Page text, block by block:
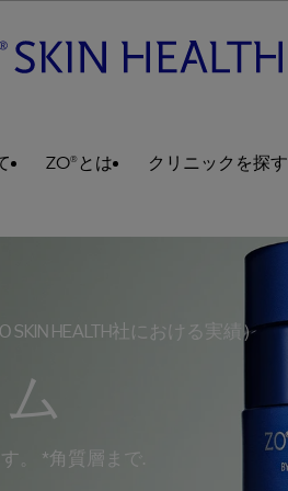
ZO®とは クリニックを探す
HEALTH社における実績）
。 *角質層まで.